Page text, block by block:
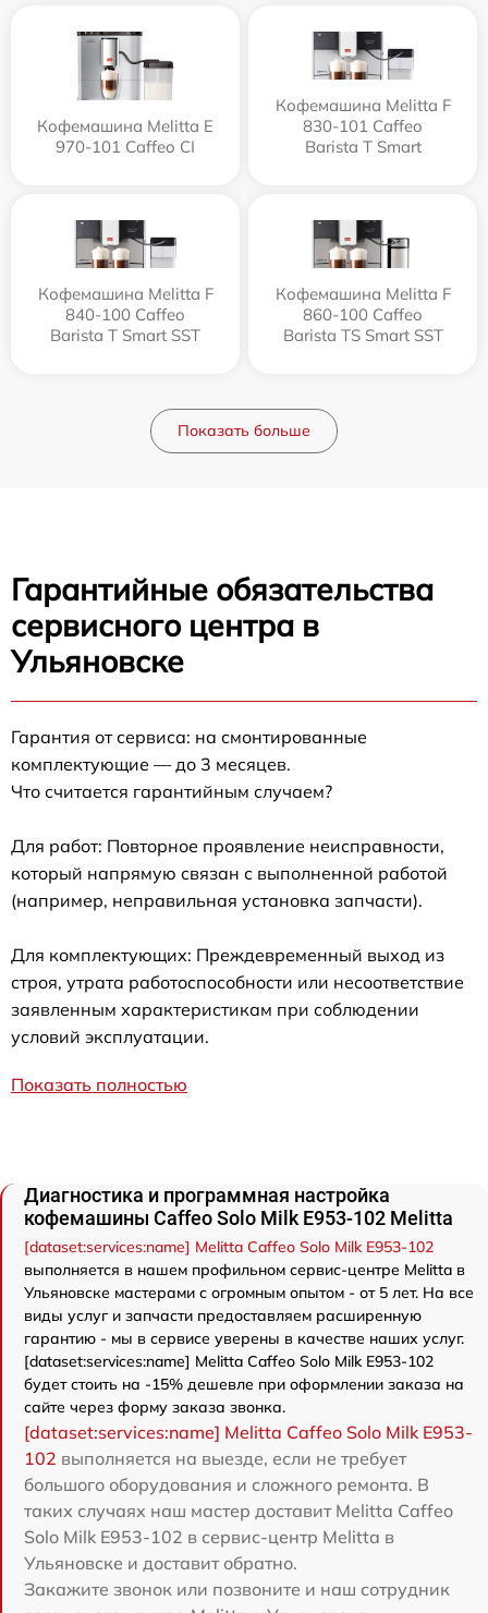
Кофемашина Melitta Е
970-101 Caffeo CI
Кофемашина Melitta F
830-101 Caffeo
Barista T Smart
Кофемашина Melitta F
840-100 Caffeo
Barista T Smart SST
Кофемашина Melitta F
860-100 Caffeo
Barista TS Smart SST
Показать больше
Гарантийные обязательства
сервисного центра в
Ульяновске
Гарантия от сервиса: на смонтированные
комплектующие — до 3 месяцев.
Что считается гарантийным случаем?
Для работ: Повторное проявление неисправности,
который напрямую связан с выполненной работой
(например, неправильная установка запчасти).
Для комплектующих: Преждевременный выход из
строя, утрата работоспособности или несоответствие
заявленным характеристикам при соблюдении
условий эксплуатации.
Показать полностью
Диагностика и программная настройка
кофемашины Caffeo Solo Milk E953-102 Melitta
[dataset:services:name] Melitta Caffeo Solo Milk E953-102
выполняется в нашем профильном сервис-центре Melitta в
Ульяновске мастерами с огромным опытом - от 5 лет. На все
виды услуг и запчасти предоставляем расширенную
гарантию - мы в сервисе уверены в качестве наших услуг.
[dataset:services:name] Melitta Caffeo Solo Milk E953-102
будет стоить на -15% дешевле при оформлении заказа на
сайте через форму заказа звонка.
[dataset:services:name] Melitta Caffeo Solo Milk E953-
102 выполняется на выезде, если не требует
большого оборудования и сложного ремонта. В
таких случаях наш мастер доставит Melitta Caffeo
Solo Milk E953-102 в сервис-центр Melitta в
Ульяновске и доставит обратно.
Закажите звонок или позвоните и наш сотрудник